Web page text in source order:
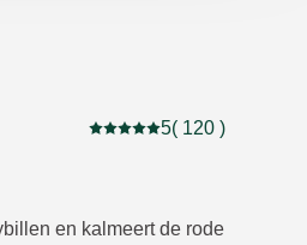
Beoordeling: 5 van 5
5( 120 )
en kalmeert de rode